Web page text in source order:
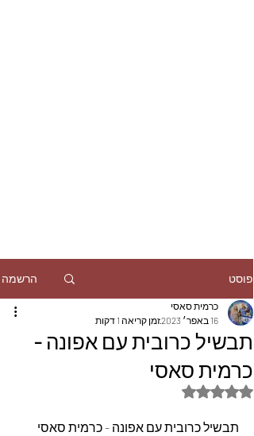
פוסט הרשמה
תבשיל כרובית עם אפונה -
כרמית סאסי
כרמית סאסי
16 באפר׳ 2023
זמן קריאה 1 דקות
דירוג של NaN מתוך 5 כוכבים
תבשיל כרובית עם אפונה - כרמית סאסי